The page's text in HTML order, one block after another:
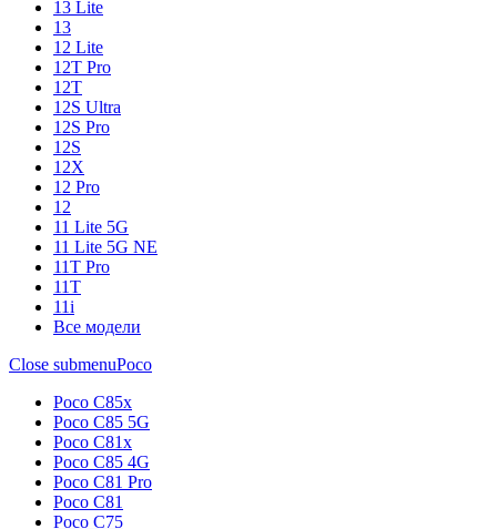
13 Lite
13
12 Lite
12T Pro
12T
12S Ultra
12S Pro
12S
12X
12 Pro
12
11 Lite 5G
11 Lite 5G NE
11T Pro
11T
11i
Все модели
Close submenuPoco
Poco C85x
Poco C85 5G
Poco C81x
Poco C85 4G
Poco C81 Pro
Poco C81
Poco C75